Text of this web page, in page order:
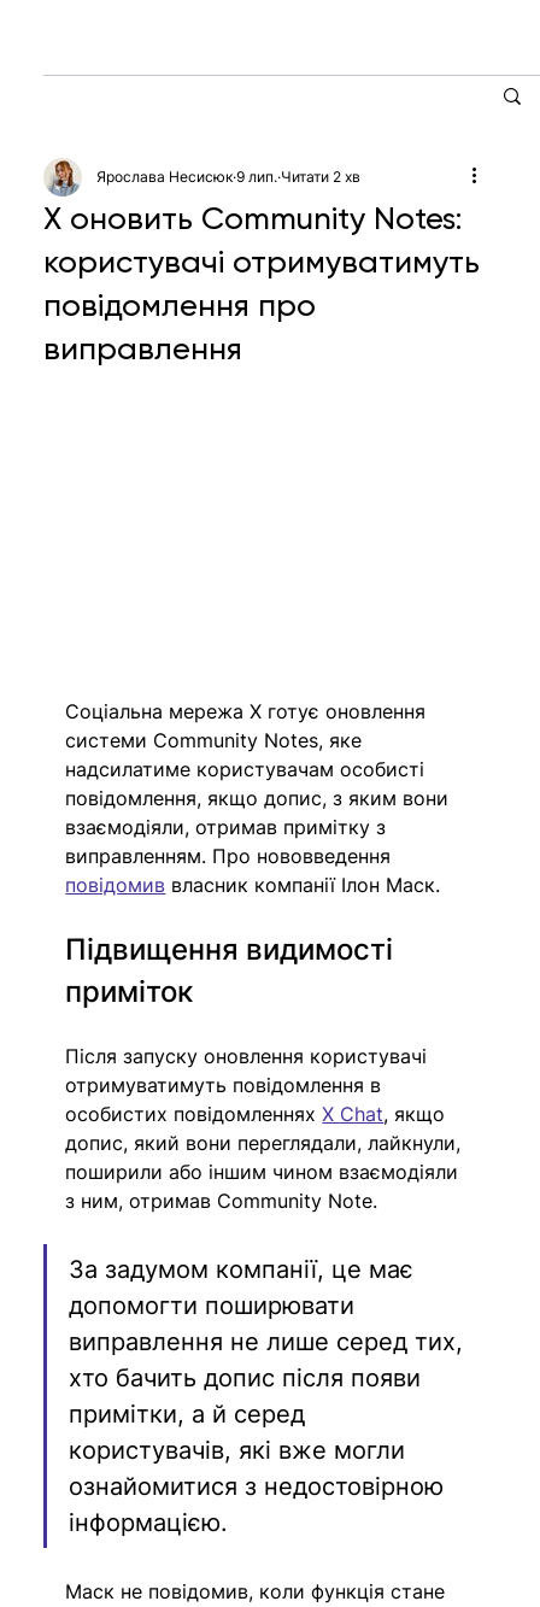
X оновить Community Notes:
користувачі отримуватимуть
повідомлення про
виправлення
Ярослава Несисюк 9 лип. Читати 2 хв
Соціальна мережа X готує оновлення
системи Community Notes, яке
надсилатиме користувачам особисті
повідомлення, якщо допис, з яким вони
взаємодіяли, отримав примітку з
виправленням. Про нововведення
повідомив власник компанії Ілон Маск.
Підвищення видимості
приміток
Після запуску оновлення користувачі
отримуватимуть повідомлення в
особистих повідомленнях X Chat, якщо
допис, який вони переглядали, лайкнули,
поширили або іншим чином взаємодіяли
з ним, отримав Community Note.
За задумом компанії, це має
допомогти поширювати
виправлення не лише серед тих,
хто бачить допис після появи
примітки, а й серед
користувачів, які вже могли
ознайомитися з недостовірною
інформацією.
Маск не повідомив, коли функція стане